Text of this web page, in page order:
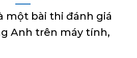
một bài thi đánh giá
Anh trên máy tính,